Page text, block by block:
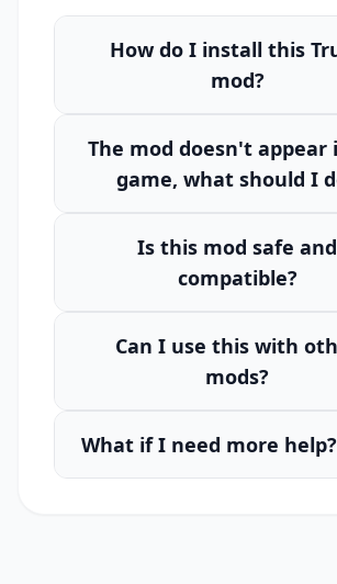
How do I install this
mod?
The mod doesn't appear
game, what should I
Is this mod safe and
compatible?
Can I use this with
mods?
What if I need more help?